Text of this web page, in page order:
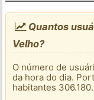
Quantos
Velho?
O número de
da hora do dia.
habitantes 306.180.